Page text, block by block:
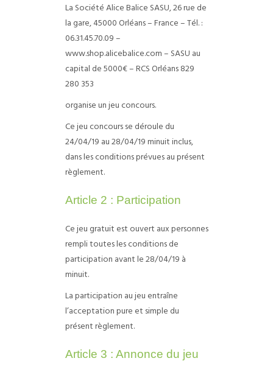
La Société Alice Balice SASU, 26 rue de
la gare, 45000 Orléans – France – Tél. :
06.31.45.70.09 –
www.shop.alicebalice.com – SASU au
capital de 5000€ – RCS Orléans 829
280 353
organise un jeu concours.
Ce jeu concours se déroule du
24/04/19 au 28/04/19 minuit inclus,
dans les conditions prévues au présent
règlement.
Article 2 : Participation
Ce jeu gratuit est ouvert aux personnes
rempli toutes les conditions de
participation avant le 28/04/19 à
minuit.
La participation au jeu entraîne
l’acceptation pure et simple du
présent règlement.
Article 3 : Annonce du jeu